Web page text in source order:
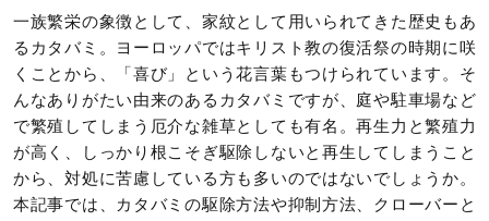
一族繁栄の象徴として、家紋として用いられてきた歴史もあ
るカタバミ。ヨーロッパではキリスト教の復活祭の時期に咲
くことから、「喜び」という花言葉もつけられています。そ
んなありがたい由来のあるカタバミですが、庭や駐車場など
で繁殖してしまう厄介な雑草としても有名。再生力と繁殖力
が高く、しっかり根こそぎ駆除しないと再生してしまうこと
から、対処に苦慮している方も多いのではないでしょうか。
本記事では、カタバミの駆除方法や抑制方法、クローバーと